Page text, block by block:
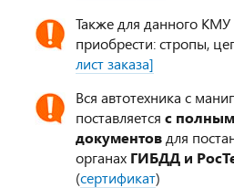
Также для данного
приобрести: стропы,
лист заказа]
Вся автотехника с
поставляется с
документов для
органах ГИБДД и
(сертификат)